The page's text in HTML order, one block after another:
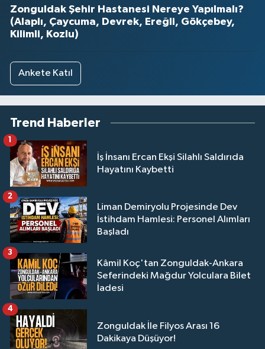
Zonguldak Şehir Hastanesi Nereye Yapılmalı?
(Alaplı, Çaycuma, Devrek, Ereğli, Gökçebey,
Kilimli, Kozlu)
Ankete Katıl
Trend Haberler
İş İnsanı Ercan Ekşi Silahlı Saldırıda
Hayatını Kaybetti
1
Liman Demiryolu Projesinde Dev
İstihdam Hamlesi: Personel Alımları
Başladı
2
Kâmil Koç'tan Zonguldak-Ankara
Seferindeki Mağdur Yolculara Bilet
İadesi
3
Zonguldak İle Filyos Arası 16
Dakikaya Düşüyor!
4